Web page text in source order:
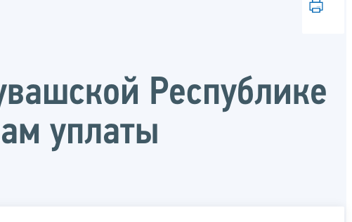
Республике
уплаты